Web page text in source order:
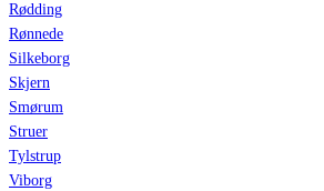
Rødding
Rønnede
Silkeborg
Skjern
Smørum
Struer
Tylstrup
Viborg